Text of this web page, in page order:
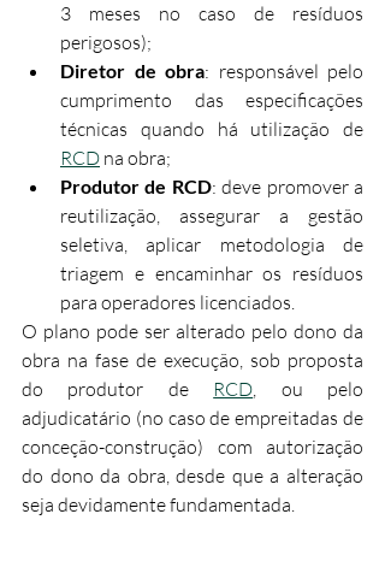
3 meses no caso de resíduos
perigosos);​
Diretor de obra: responsável pelo
cumprimento das especificações
RCD na obra;​
Produtor de RCD: deve promover a
reutilização, assegurar a gestão
seletiva, aplicar metodologia de
triagem e encaminhar os resíduos
para operadores licenciados.​
O plano pode ser alterado pelo dono da
obra na fase de execução, sob proposta
do produtor de RCD, ou pelo
adjudicatário (no caso de empreitadas de
conceção-construção) com autorização
do dono da obra, desde que a alteração
seja devidamente fundamentada.​